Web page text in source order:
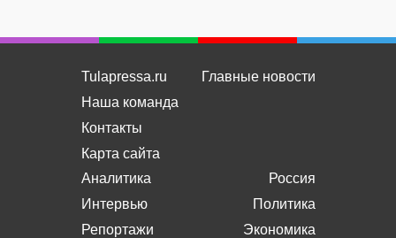
Tulapressa.ru
Наша команда
Контакты
Карта сайта
Главные новости
Аналитика
Интервью
Репортажи
Россия
Политика
Экономика